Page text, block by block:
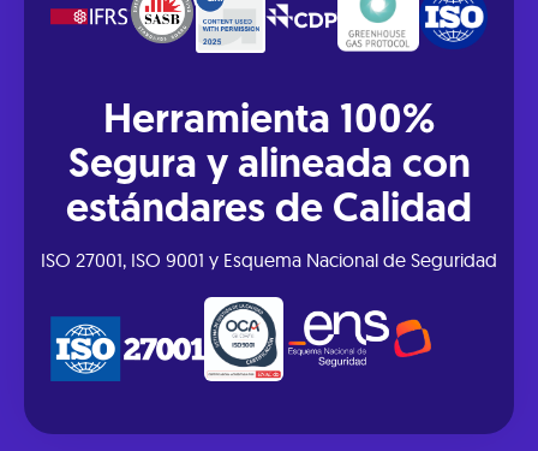
Herramienta 100%
Segura y alineada con
estándares de Calidad
ISO 27001, ISO 9001 y Esquema Nacional de Seguridad